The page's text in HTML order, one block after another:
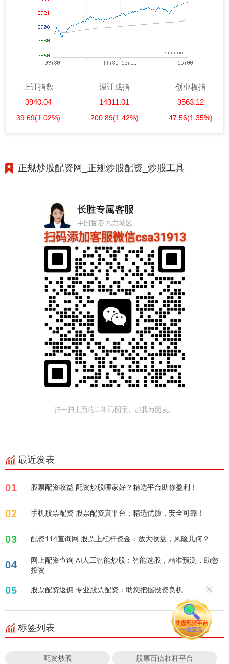
上证指数
3940.04
39.69(1.02%)
深证成指
14311.01
200.89(1.42%)
创业板指
3563.12
47.56(1.35%)
正规炒股配资网_正规炒股配资_炒股工具
最近发表
01 股票配资收益 配资炒股哪家好？精选平台助你盈利！
02 手机股票配资 股票配资真平台：精选优质，安全可靠！
03 配资114查询网 股票上杠杆资金：放大收益，风险几何？
04
网上配资查询 AI人工智能炒股：智能选股，精准预测，助您
投资
05 股票配资返佣 专业股票配资：助您把握投资良机
标签列表
配资炒股 股票百倍杠杆平台